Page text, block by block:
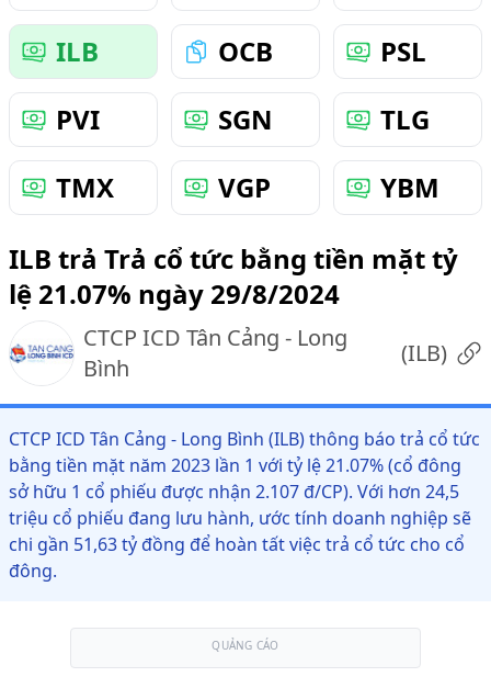
ILB
OCB
PSL
PVI
SGN
TLG
TMX
VGP
YBM
ILB trả Trả cổ tức bằng tiền mặt tỷ
lệ 21.07% ngày 29/8/2024
CTCP ICD Tân Cảng - Long
Bình
(ILB)
CTCP ICD Tân Cảng - Long Bình (ILB) thông báo trả cổ tức
bằng tiền mặt năm 2023 lần 1 với tỷ lệ 21.07% (cổ đông
sở hữu 1 cổ phiếu được nhận 2.107 đ/CP). Với hơn 24,5
triệu cổ phiếu đang lưu hành, ước tính doanh nghiệp sẽ
chi gần 51,63 tỷ đồng để hoàn tất việc trả cổ tức cho cổ
đông.
QUẢNG CÁO